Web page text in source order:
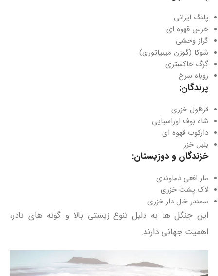
پلنگ ایرانی
خرس قهوه‌ ای
گراز وحشی
شوکا (گوزن مینیاتوری)
گرگ خاکستری
روباه سرخ
پرندگان:
قرقاول خزری
شاه‌ بوف اوراسیایی
دارکوب قهوه‌ ای
بلبل خزر
خزندگان و دوزیستان:
مار افعی دماوندی
لاک‌ پشت خزری
سمندر خال‌ دار خزری
این جنگل‌ ها به دلیل تنوع زیستی بالا و گونه‌ های نادر،
اهمیت جهانی دارند.